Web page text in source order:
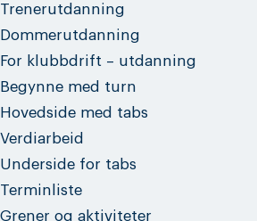
Trenerutdanning
Dommerutdanning
For klubbdrift – utdanning
Begynne med turn
Hovedside med tabs
Verdiarbeid
Underside for tabs
Terminliste
Grener og aktiviteter